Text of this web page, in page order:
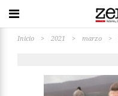
Inicio > 2021 > marzo >